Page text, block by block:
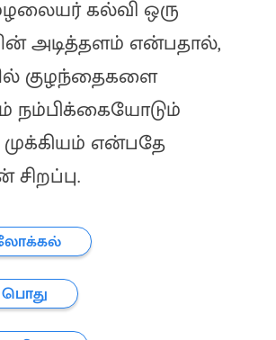
கல்வி ஒரு
அடித்தளம் என்பதால்,
குழந்தைகளை
நம்பிக்கையோடும்
என்பதே